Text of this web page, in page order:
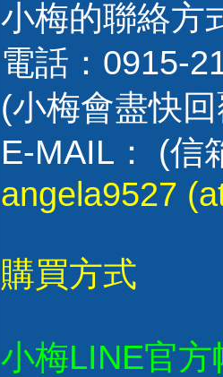
小梅的聯絡方
電話：0915-
(小梅會盡快
E-MAIL： (信
angela9527
購買方式
小梅LINE官方